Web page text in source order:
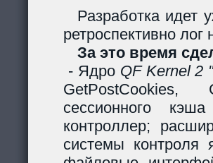
Разработка идет
ретроспективно лог
За это время
- Ядро QF Kernel 2
GetPostCookies,
сессионного
контроллер;
системы контроля